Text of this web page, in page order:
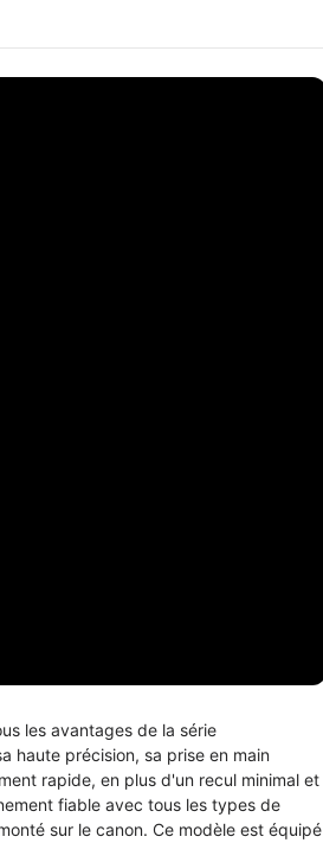
les avantages de la série
haute précision, sa prise en main
rapide, en plus d'un recul minimal et
fiable avec tous les types de
sur le canon. Ce modèle est équipé